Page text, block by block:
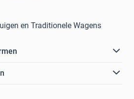
en Traditionele Wagens